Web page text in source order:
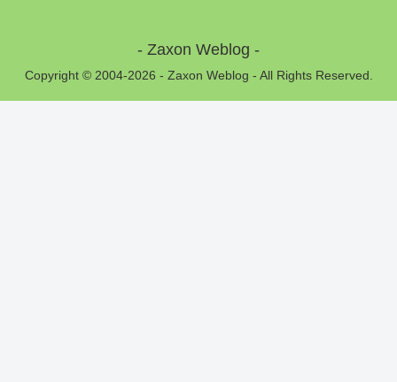
- Zaxon Weblog -
Copyright © 2004-2026 - Zaxon Weblog - All Rights Reserved.